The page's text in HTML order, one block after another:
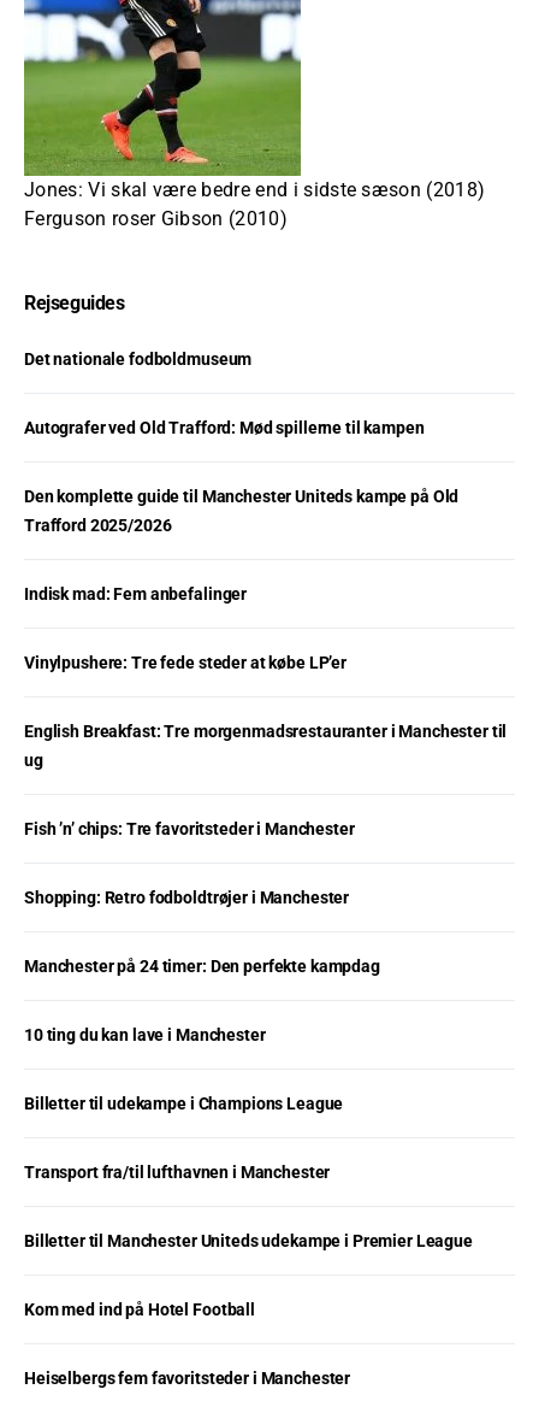
Jones: Vi skal være bedre end i sidste sæson (2018)
Ferguson roser Gibson (2010)
Rejseguides
Det nationale fodboldmuseum
Autografer ved Old Trafford: Mød spillerne til kampen
Den komplette guide til Manchester Uniteds kampe på Old
Trafford 2025/2026
Indisk mad: Fem anbefalinger
Vinylpushere: Tre fede steder at købe LP’er
English Breakfast: Tre morgenmadsrestauranter i Manchester til
ug
Fish ’n’ chips: Tre favoritsteder i Manchester
Shopping: Retro fodboldtrøjer i Manchester
Manchester på 24 timer: Den perfekte kampdag
10 ting du kan lave i Manchester
Billetter til udekampe i Champions League
Transport fra/til lufthavnen i Manchester
Billetter til Manchester Uniteds udekampe i Premier League
Kom med ind på Hotel Football
Heiselbergs fem favoritsteder i Manchester